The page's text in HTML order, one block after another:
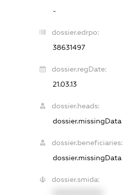
-
dossier.edrpo:
38631497
dossier.regDate:
21.03.13
dossier.heads:
dossier.missingData
dossier.beneficiaries:
dossier.missingData
dossier.smida: